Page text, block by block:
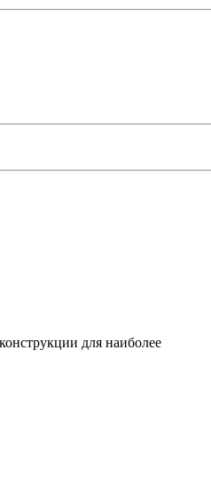
для наиболее